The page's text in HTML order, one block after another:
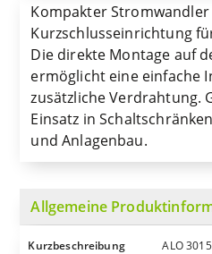
Kompakter
Kurzschlusseinrichtung
Die direkte Montage auf
ermöglicht eine einfache
zusätzliche Verdrahtung.
Einsatz in
und Anlagenbau.
Allgemeine
Kurzbeschreibung ALO